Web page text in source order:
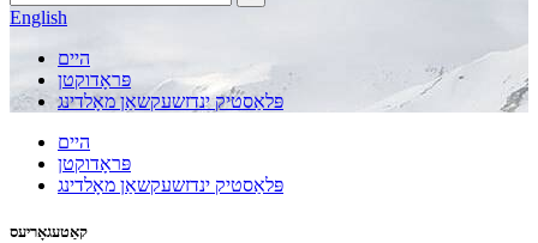
English
היים
פּראָדוקטן
פּלאַסטיק ינדזשעקשאַן מאָלדינג
היים
פּראָדוקטן
פּלאַסטיק ינדזשעקשאַן מאָלדינג
קאַטעגאָריעס